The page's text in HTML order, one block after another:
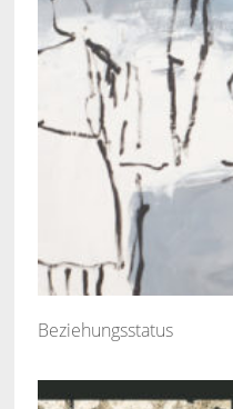
Beziehungsstatus